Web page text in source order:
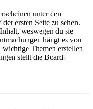
unter den
ersten Seite zu sehen.
weswegen du sie
hängt es von
Themen erstellen
stellt die Board-